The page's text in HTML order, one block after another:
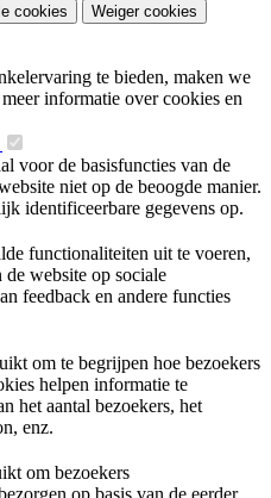
cookies Weiger cookies
te bieden, maken we
informatie over cookies en
voor de basisfuncties van de
niet op de beoogde manier.
identificeerbare gegevens op.
functionaliteiten uit te voeren,
website op sociale
feedback en andere functies
om te begrijpen hoe bezoekers
helpen informatie te
het aantal bezoekers, het
enz.
om bezoekers